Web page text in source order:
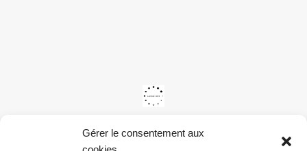
Gérer le consentement aux